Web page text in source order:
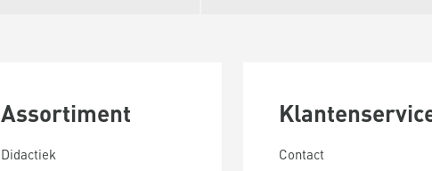
Assortiment
Didactiek
Contact